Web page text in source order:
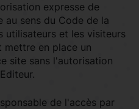
expresse de
sens du Code de la
utilisateurs et les visiteurs
mettre en place un
site sans l'autorisation
de l'accès par